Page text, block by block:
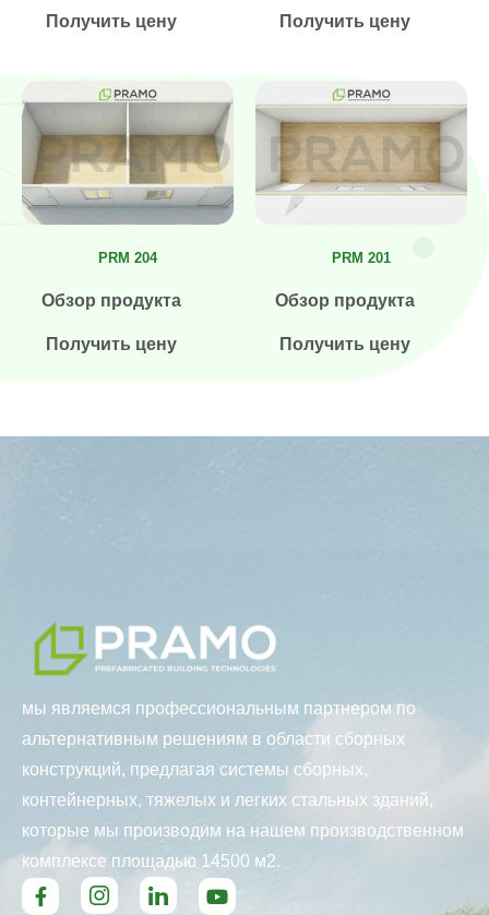
Получить цену Получить цену
PRM 204
Обзор продукта
Получить цену
PRM 201
Обзор продукта
Получить цену
мы являемся профессиональным партнером по
альтернативным решениям в области сборных
конструкций, предлагая системы сборных,
контейнерных, тяжелых и легких стальных зданий,
которые мы производим на нашем производственном
комплексе площадью 14500 м2.